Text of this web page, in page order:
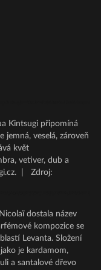
Kintsugi připomíná
jemná, veselá, zároveň
květ
vetiver, dub a
Zdroj:
dostala název
kompozice se
Levanta. Složení
je kardamom,
a santalové dřevo